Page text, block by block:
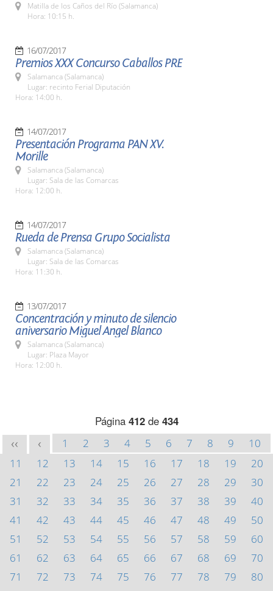
Matilla de los Caños del Río (Salamanca)
Hora: 10:15 h.
16/07/2017
Premios XXX Concurso Caballos PRE
Salamanca (Salamanca)
Lugar: recinto Ferial Diputación
Hora: 14:00 h.
14/07/2017
Presentación Programa PAN XV.
Morille
Salamanca (Salamanca)
Lugar: Sala de las Comarcas
Hora: 12:00 h.
14/07/2017
Rueda de Prensa Grupo Socialista
Salamanca (Salamanca)
Lugar: Sala de las Comarcas
Hora: 11:30 h.
13/07/2017
Concentración y minuto de silencio
aniversario Miguel Angel Blanco
Salamanca (Salamanca)
Lugar: Plaza Mayor
Hora: 12:00 h.
Página 412de 434
<< < 1 2 3 4 5 6 7 8 9
10
11
12 13 14 15 16 17 18 19
20
21
22 23 24 25 26 27 28 29
30
31
32 33 34 35 36 37 38 39
40
41
42 43 44 45 46 47 48 49
50
51
52 53 54 55 56 57 58 59
60
61
62 63 64 65 66 67 68 69
70
71
72 73 74 75 76 77 78 79
80